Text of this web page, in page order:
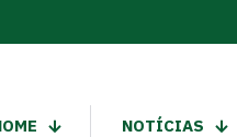
NOTÍCIAS